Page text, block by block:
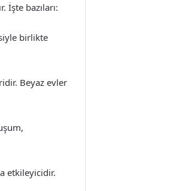
İşte bazıları:
birlikte
Beyaz evler
etkileyicidir.